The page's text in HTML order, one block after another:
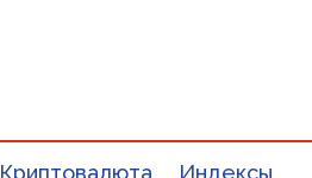
Криптовалюта Индексы